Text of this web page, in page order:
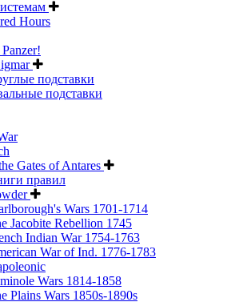
Hours
подставки
подставки
Gates of Antares
правил
Wars 1701-1714
Jacobite Rebellion 1745
Indian War 1754-1763
War of Ind. 1776-1783
Wars 1814-1858
Plains Wars 1850s-1890s